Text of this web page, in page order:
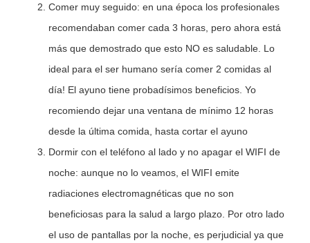
Comer muy seguido: en una época los profesionales
recomendaban comer cada 3 horas, pero ahora está
más que demostrado que esto NO es saludable. Lo
ideal para el ser humano sería comer 2 comidas al
día! El ayuno tiene probadísimos beneficios. Yo
recomiendo dejar una ventana de mínimo 12 horas
desde la última comida, hasta cortar el ayuno
Dormir con el teléfono al lado y no apagar el WIFI de
noche: aunque no lo veamos, el WIFI emite
radiaciones electromagnéticas que no son
beneficiosas para la salud a largo plazo. Por otro lado
el uso de pantallas por la noche, es perjudicial ya que